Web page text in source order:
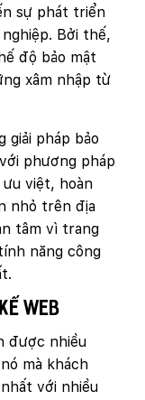
sự phát triển
Bởi thế,
độ bảo mật
xâm nhập từ
giải pháp bảo
phương pháp
ưu việt, hoàn
nhỏ trên địa
tâm vì trang
năng công
web
được nhiều
mà khách
với nhiều